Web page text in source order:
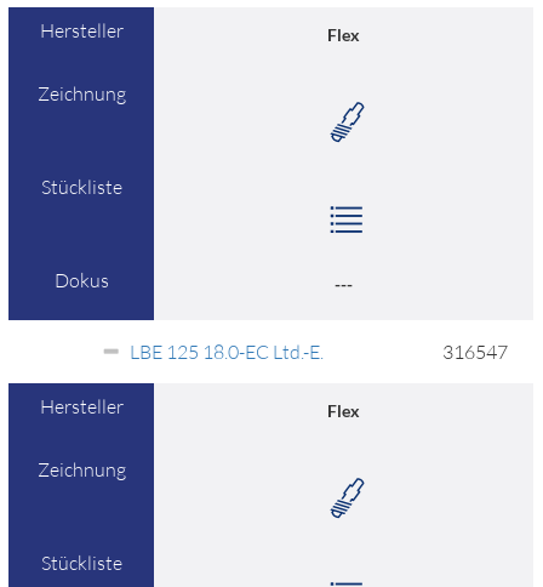
Hersteller Flex
Zeichnung
Stückliste
Dokus ---
LBE 125 18.0-EC Ltd.-E. 316547
Hersteller Flex
Zeichnung
Stückliste